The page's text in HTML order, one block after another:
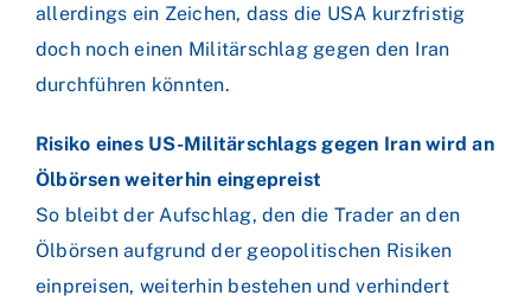
allerdings ein Zeichen, dass die USA kurzfristig
doch noch einen Militärschlag gegen den Iran
durchführen könnten.
Risiko eines US-Militärschlags gegen Iran wird an
Ölbörsen weiterhin eingepreist
So bleibt der Aufschlag, den die Trader an den
Ölbörsen aufgrund der geopolitischen Risiken
einpreisen, weiterhin bestehen und verhindert